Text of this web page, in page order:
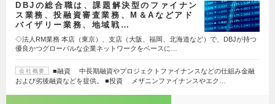
DBJの総合職は、課題解決型のファイナン
ス業務、投融資審査業務、M＆Aなどアド
バイザリー業務、地域戦…
◇法人RM業務 本店（東京）、支店（大阪、福岡、北海道など）で、DBJが持つ
優良かつグローバルな企業ネットワークをベースに…
会社概要
■融資 中長期融資やプロジェクトファイナンスなどの仕組み金融
および劣後融資などを提供。 ■投資 メザニンファイナンスやエク…